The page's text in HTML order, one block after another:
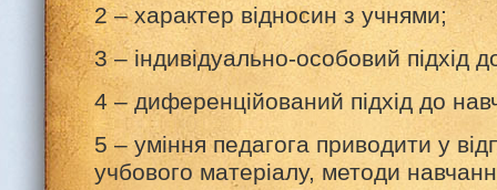
2 – характер відносин з учнями;
3 – індивідуально-особовий підхід
4 – диференційований підхід до
5 – уміння педагога приводити у
учбового матеріалу, методи